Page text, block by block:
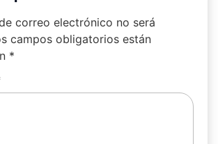
correo electrónico no será
campos obligatorios están
*